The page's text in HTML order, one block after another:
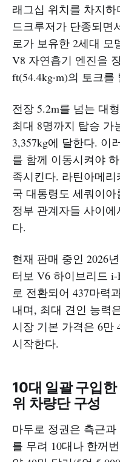
래그십 위치를 차지하
드크루저가 단종되면
로가 보유한 2세대 모
V8 자연흡기 엔진을
ft(54.4kg·m)의 토크를
전장 5.2m를 넘는 대
최대 8명까지 탑승 가
3,357kg에 달한다. 이
를 함께 이동시켜야
족시킨다. 라틴아메
국 대통령도 세쿼이
정부 관계자들 사이
다.​
현재 판매 중인 2026
터보 V6 하이브리드
로 전환되어 437마력
내며, 최대 견인 능력
시장 기본 가격은 6만
시작한다.​
10대 일괄 구입
위 차량단 구성
마두로 정권은 측근
를 무려 10대나 한꺼